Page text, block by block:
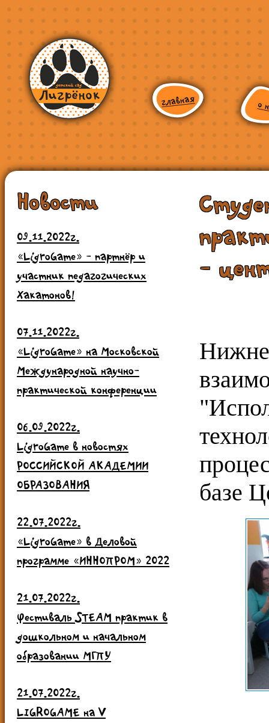
Новости
09.11.2022г.
«LigroGame» - партнёр и
участник педагогических
Хакатонов!
07.11.2022г.
«LigroGame» на Московской
Международной научно-
практической конференции
06.09.2022г.
LigroGame в новостях
РОССИЙСКОЙ АКАДЕМИИ
ОБРАЗОВАНИЯ
22.07.2022г.
«LigroGame» в Деловой
программе «ИННОПРОМ» 2022
21.07.2022г.
Фестиваль STEAM практик в
дошкольном и начальном
образовании МГПУ
21.07.2022г.
LIGROGAME на V
-
базе